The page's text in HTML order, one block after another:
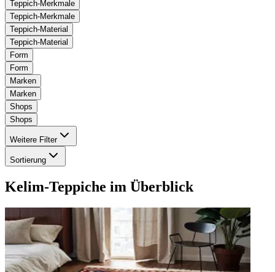
Teppich-Merkmale
Teppich-Merkmale
Teppich-Material
Teppich-Material
Form
Form
Marken
Marken
Shops
Shops
Weitere Filter
Sortierung
Kelim-Teppiche im Überblick